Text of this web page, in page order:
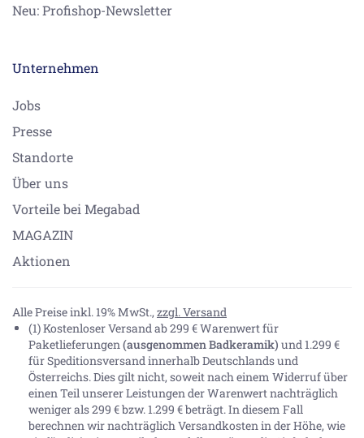
Neu: Profishop-Newsletter
Unternehmen
Jobs
Presse
Standorte
Über uns
Vorteile bei Megabad
MAGAZIN
Aktionen
Alle Preise inkl. 19% MwSt., zzgl. Versand
(1) Kostenloser Versand ab 299 € Warenwert für
Paketlieferungen(ausgenommen Badkeramik) und 1.299 €
für Speditionsversand innerhalb Deutschlands und
Österreichs. Dies gilt nicht, soweit nach einem Widerruf über
einen Teil unserer Leistungen der Warenwert nachträglich
weniger als 299 € bzw. 1.299 € beträgt. In diesem Fall
berechnen wir nachträglich Versandkosten in der Höhe, wie